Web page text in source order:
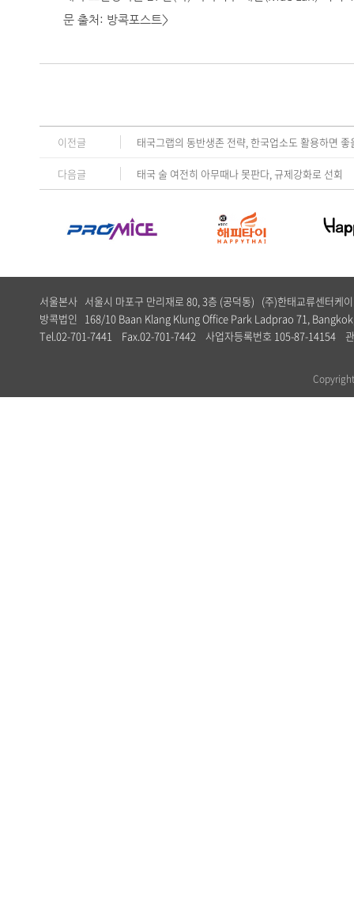
문 출처: 방콕포스트>
이전글 태국그랩의 동반생존 전략, 한국업소도 활용하면 좋
다음글 태국 술 여전히 아무때나 못판다, 규제강화로 선회
서울본사 서울시 마포구 만리재로 80, 3층 (공덕동) (주)한태교류센터케
방콕법인 168/10 Baan Klang Klung Office Park Ladprao 71,
Tel.02-701-7441 Fax.02-701-7442 사업자등록번호 105-87-14154